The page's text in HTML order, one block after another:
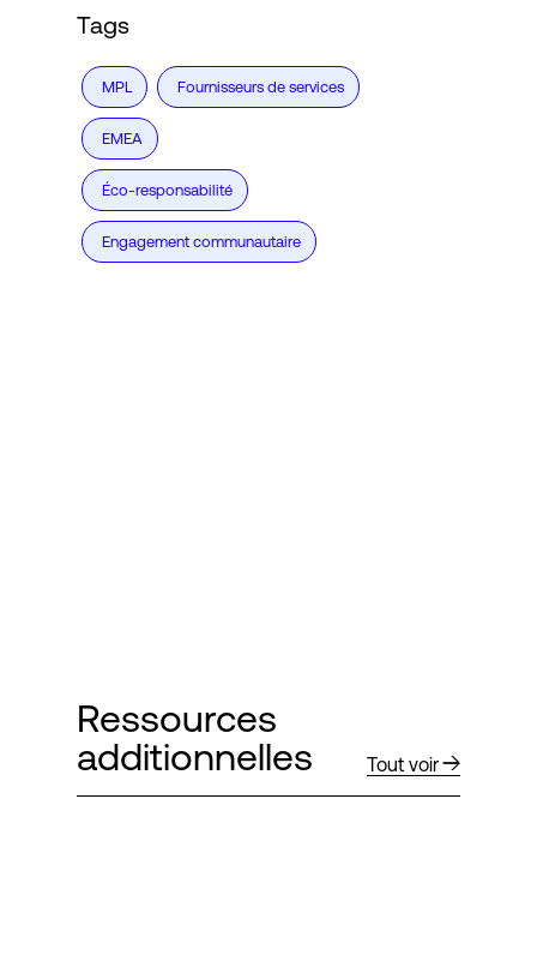
Tags
MPL Fournisseurs de services
EMEA
Éco-responsabilité
Engagement communautaire
Ressources
additionnelles
Tout voir